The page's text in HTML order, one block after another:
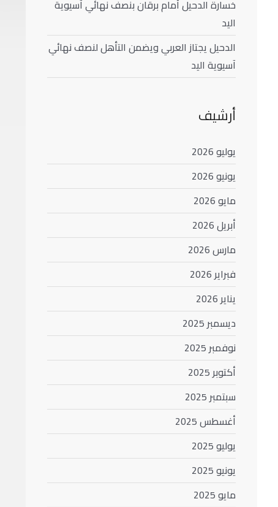
خسارة الدحيل أمام برقان بنصف نهائي آسيوية
اليد
الدحيل يجتاز العربي ويضمن التأهل لنصف نهائي
آسيوية اليد
أرشيف
يوليو 2026
يونيو 2026
مايو 2026
أبريل 2026
مارس 2026
فبراير 2026
يناير 2026
ديسمبر 2025
نوفمبر 2025
أكتوبر 2025
سبتمبر 2025
أغسطس 2025
يوليو 2025
يونيو 2025
مايو 2025